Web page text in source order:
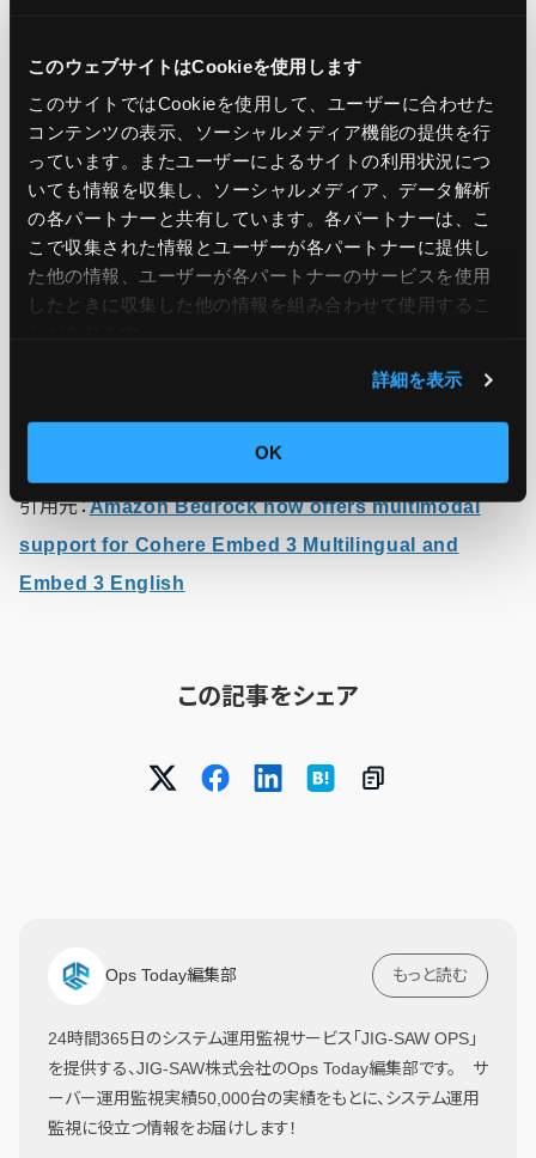
このウェブサイトはCookieを使用します
このサイトではCookieを使用して、ユーザーに合わせた
コンテンツの表示、ソーシャルメディア機能の提供を行
っています。またユーザーによるサイトの利用状況につ
いても情報を収集し、ソーシャルメディア、データ解析
の各パートナーと共有しています。各パートナーは、こ
こで収集された情報とユーザーが各パートナーに提供し
た他の情報、ユーザーが各パートナーのサービスを使用
したときに収集した他の情報を組み合わせて使用​​するこ
詳細を表示
OK
Cohere Embed 3 with multimodal support is
now available in Amazon Bedrock and is
supported in 12 AWS Regions, for more
information on supported Regions, visit
theAmazon Bedrock Model Support by
Regions guide. For more details about Cohere
Embed 3 and its capabilities, visit the
Cohere
引用元：Amazon Bedrock now offers multimodal
support for Cohere Embed 3 Multilingual and
Embed 3 English
この記事をシェア
Ops Today編集部 もっと読む
24時間365日のシステム運用監視サービス「JIG-SAW OPS」
を提供する、JIG-SAW株式会社のOps Today編集部です。 サ
ーバー運用監視実績50,000台の実績をもとに、システム運用
監視に役立つ情報をお届けします！